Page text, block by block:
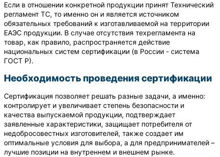
Если в отношении конкретной продукции принят Технический
регламент ТС, то именно он и является источником
обязательных требований к изготавливаемой на территории
ЕАЭС продукции. В случае отсутствия техрегламента на
товар, как правило, распространяется действие
национальных систем сертификации (в России - система
ГОСТ Р).
Необходимость проведения сертификации
Сертификация позволяет решать разные задачи, а именно:
контролирует и увеличивает степень безопасности и
качества выпускаемой продукции, подтверждает
заявленные характеристики, защищает потребителя от
недобросовестных изготовителей, также создает им
оптимальные условия для выбора, а для предпринимателей –
лучшие позиции на внутреннем и внешнем рынке.